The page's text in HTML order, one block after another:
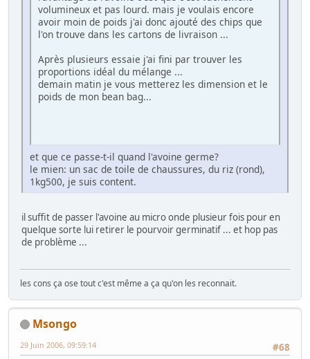
volumineux et pas lourd. mais je voulais encore
avoir moin de poids j'ai donc ajouté des chips que
l'on trouve dans les cartons de livraison ...
Après plusieurs essaie j'ai fini par trouver les
proportions idéal du mélange ...
demain matin je vous metterez les dimension et le
poids de mon bean bag...
et que ce passe-t-il quand l'avoine germe?
le mien: un sac de toile de chaussures, du riz (rond),
1kg500, je suis content.
il suffit de passer l'avoine au micro onde plusieur fois pour en
quelque sorte lui retirer le pourvoir germinatif ... et hop pas
de problème ...
les cons ça ose tout c'est même a ça qu'on les reconnait.
Msongo
#68
29 Juin 2006, 09:59:14